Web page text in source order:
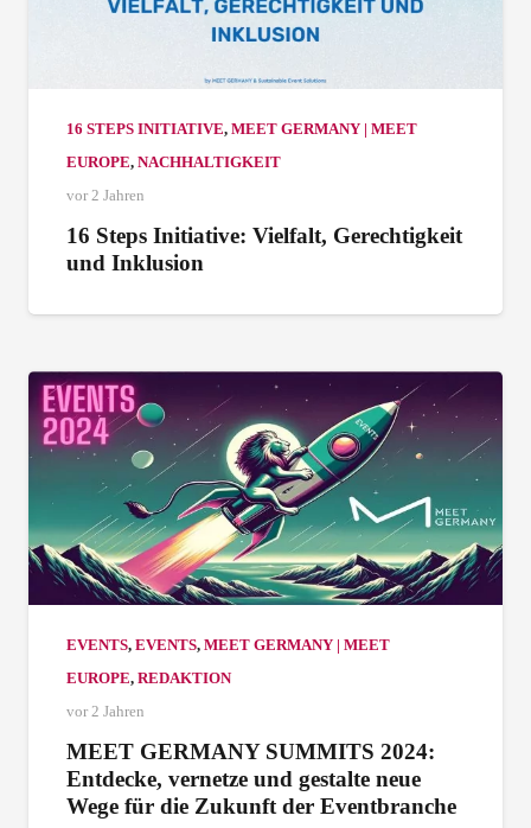
16 STEPS INITIATIVE, MEET GERMANY | MEET
EUROPE, NACHHALTIGKEIT
vor 2 Jahren
16 Steps Initiative: Vielfalt, Gerechtigkeit
und Inklusion
EVENTS, EVENTS, MEET GERMANY | MEET
EUROPE, REDAKTION
vor 2 Jahren
MEET GERMANY SUMMITS 2024:
Entdecke, vernetze und gestalte neue
Wege für die Zukunft der Eventbranche